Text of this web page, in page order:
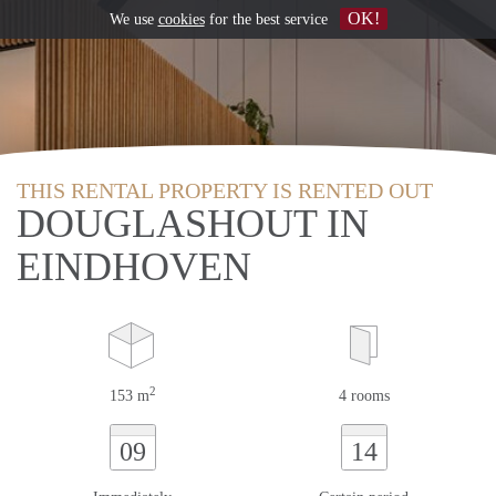
THIS RENTAL PROPERTY IS RENTED OUT
DOUGLASHOUT IN
EINDHOVEN
153 m2 4 rooms
09 14
We use cookiesfor the best service OK!